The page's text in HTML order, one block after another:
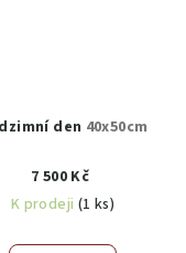
den 40x50cm
7 500 Kč
K prodeji (1 ks)